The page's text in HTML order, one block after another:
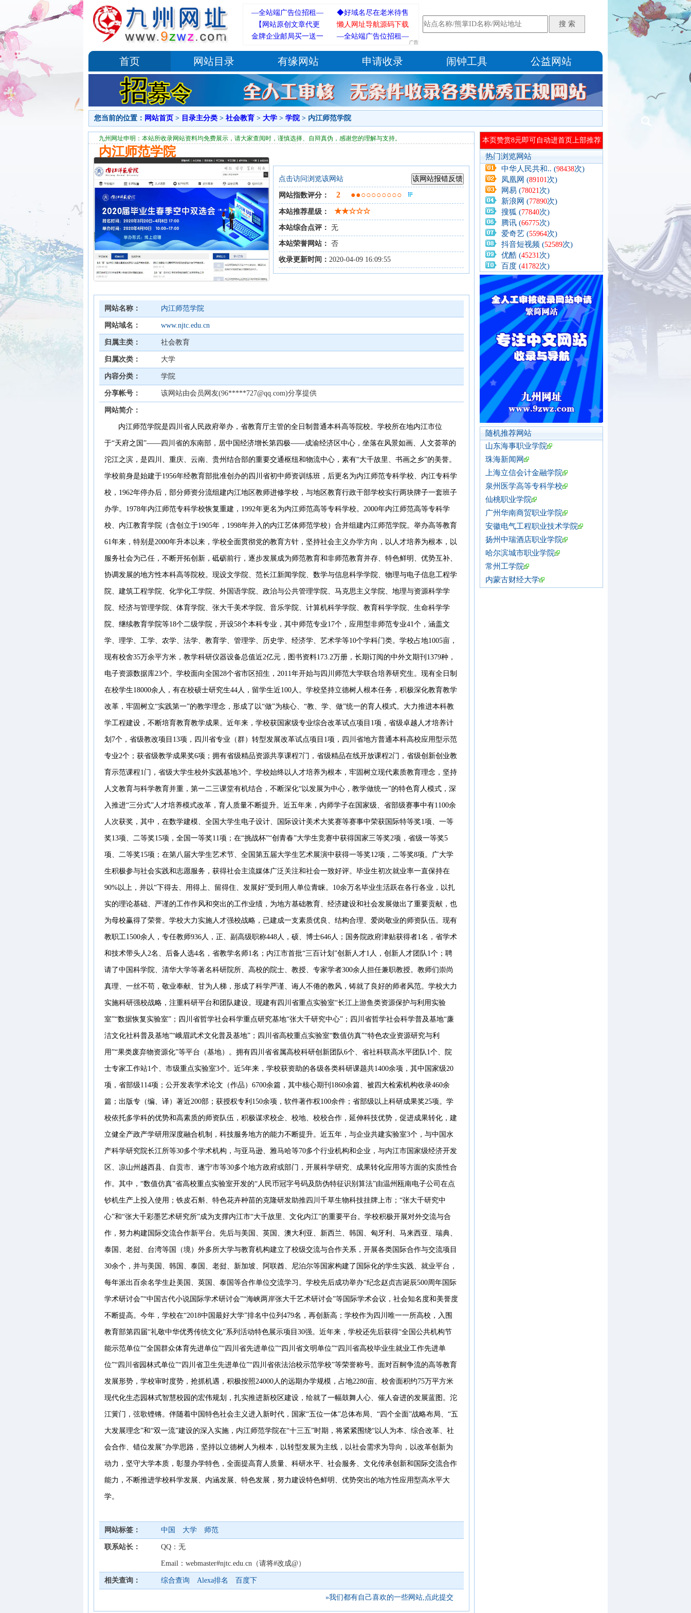
—全站端广告位招租—
◆好域名尽在老米待售
店◆
【网站原创文章代更
新】
懒人网址导航源码下载
金牌企业邮局买一送一
—全站端广告位招租—
首页 网站目录 有缘网站 申请收录 闹钟工具 公益网站
您当前的位置： 网站首页 > 目录主分类 > 社会教育 > 大学 > 学院> 内江师范学院
九州网址申明：本站所收录网站资料均免费展示，请大家查阅时，谨慎选择、自辩真伪，感谢您的理解与支持。
内江师范学院
点击访问浏览该网站
网站指数评分： 2 ●●○○○○○○○○
本站推荐星级： ★★☆☆☆
本站综合点评： 无
本站荣誉网站： 否
收录更新时间： 2020-04-09 16:09:55
网站名称： 内江师范学院
网站域名： www.njtc.edu.cn
归属主类： 社会教育
归属次类： 大学
内容分类： 学院
分享帐号： 该网站由会员网友(96*****727@qq.com)分享提供
网站简介：
内江师范学院是四川省人民政府举办，省教育厅主管的全日制普通本科高等院校。学校所在地内江市位
于“天府之国”——四川省的东南部，居中国经济增长第四极——成渝经济区中心，坐落在风景如画、人文荟萃的
沱江之滨，是四川、重庆、云南、贵州结合部的重要交通枢纽和物流中心，素有“大千故里、书画之乡”的美誉。
学校前身是始建于1956年经教育部批准创办的四川省初中师资训练班，后更名为内江师范专科学校、内江专科学
校，1962年停办后，部分师资分流组建内江地区教师进修学校，与地区教育行政干部学校实行两块牌子一套班子
办学。1978年内江师范专科学校恢复重建，1992年更名为内江师范高等专科学校。2000年内江师范高等专科学
校、内江教育学院（含创立于1905年，1998年并入的内江艺体师范学校）合并组建内江师范学院。举办高等教育
61年来，特别是2000年升本以来，学校全面贯彻党的教育方针，坚持社会主义办学方向，以人才培养为根本，以
服务社会为己任，不断开拓创新，砥砺前行，逐步发展成为师范教育和非师范教育并存、特色鲜明、优势互补、
协调发展的地方性本科高等院校。现设文学院、范长江新闻学院、数学与信息科学学院、物理与电子信息工程学
院、建筑工程学院、化学化工学院、外国语学院、政治与公共管理学院、马克思主义学院、地理与资源科学学
院、经济与管理学院、体育学院、张大千美术学院、音乐学院、计算机科学学院、教育科学学院、生命科学学
院、继续教育学院等18个二级学院，开设58个本科专业，其中师范专业17个，应用型非师范专业41个，涵盖文
学、理学、工学、农学、法学、教育学、管理学、历史学、经济学、艺术学等10个学科门类。学校占地1005亩，
现有校舍35万余平方米，教学科研仪器设备总值近2亿元，图书资料173.2万册，长期订阅的中外文期刊1379种，
电子资源数据库23个。学校面向全国28个省市区招生，2011年开始与四川师范大学联合培养研究生。现有全日制
在校学生18000余人，有在校硕士研究生44人，留学生近100人。学校坚持立德树人根本任务，积极深化教育教学
改革，牢固树立“实践第一”的教学理念，形成了以“做”为核心、“教、学、做”统一的育人模式。大力推进本科教
学工程建设，不断培育教育教学成果。近年来，学校获国家级专业综合改革试点项目1项，省级卓越人才培养计
划7个，省级教改项目13项，四川省专业（群）转型发展改革试点项目1项，四川省地方普通本科高校应用型示范
专业2个；获省级教学成果奖6项；拥有省级精品资源共享课程7门，省级精品在线开放课程2门，省级创新创业教
育示范课程1门，省级大学生校外实践基地3个。学校始终以人才培养为根本，牢固树立现代素质教育理念，坚持
人文教育与科学教育并重，第一二三课堂有机结合，不断深化“以发展为中心，教学做统一”的特色育人模式，深
入推进“三分式”人才培养模式改革，育人质量不断提升。近五年来，内师学子在国家级、省部级赛事中有1100余
人次获奖，其中，在数学建模、全国大学生电子设计、国际设计美术大奖赛等赛事中荣获国际特等奖1项、一等
奖13项、二等奖15项，全国一等奖11项；在“挑战杯”“创青春”大学生竞赛中获得国家三等奖2项，省级一等奖5
项、二等奖15项；在第八届大学生艺术节、全国第五届大学生艺术展演中获得一等奖12项，二等奖8项。广大学
生积极参与社会实践和志愿服务，获得社会主流媒体广泛关注和社会一致好评。毕业生初次就业率一直保持在
90%以上，并以“下得去、用得上、留得住、发展好”受到用人单位青睐。10余万名毕业生活跃在各行各业，以扎
实的理论基础、严谨的工作作风和突出的工作业绩，为地方基础教育、经济建设和社会发展做出了重要贡献，也
为母校赢得了荣誉。学校大力实施人才强校战略，已建成一支素质优良、结构合理、爱岗敬业的师资队伍。现有
教职工1500余人，专任教师936人，正、副高级职称448人，硕、博士646人；国务院政府津贴获得者1名，省学术
和技术带头人2名、后备人选4名，省教学名师1名；内江市首批“三百计划”创新人才1人，创新人才团队1个；聘
请了中国科学院、清华大学等著名科研院所、高校的院士、教授、专家学者300余人担任兼职教授。教师们崇尚
真理、一丝不苟，敬业奉献、甘为人梯，形成了科学严谨、诲人不倦的教风，铸就了良好的师者风范。学校大力
实施科研强校战略，注重科研平台和团队建设。现建有四川省重点实验室“长江上游鱼类资源保护与利用实验
室”“数据恢复实验室”；四川省哲学社会科学重点研究基地“张大千研究中心”；四川省哲学社会科学普及基地“廉
洁文化社科普及基地”“峨眉武术文化普及基地”；四川省高校重点实验室“数值仿真”“特色农业资源研究与利
用”“果类废弃物资源化”等平台（基地）。拥有四川省省属高校科研创新团队6个、省社科联高水平团队1个、院
士专家工作站1个、市级重点实验室3个。近5年来，学校获资助的各级各类科研课题共1400余项，其中国家级20
项，省部级114项；公开发表学术论文（作品）6700余篇，其中核心期刊1860余篇、被四大检索机构收录460余
篇；出版专（编、译）著近200部；获授权专利150余项，软件著作权100余件；省部级以上科研成果奖25项。学
校依托多学科的优势和高素质的师资队伍，积极谋求校企、校地、校校合作，延伸科技优势，促进成果转化，建
立健全产政产学研用深度融合机制，科技服务地方的能力不断提升。近五年，与企业共建实验室3个，与中国水
产科学研究院长江所等30多个学术机构，与亚马逊、雅马哈等70多个行业机构和企业，与内江市国家级经济开发
区、凉山州越西县、自贡市、遂宁市等30多个地方政府或部门，开展科学研究、成果转化应用等方面的实质性合
作。其中，“数值仿真”省高校重点实验室开发的“人民币冠字号码及防伪特征识别算法”由温州瓯南电子公司在点
钞机生产上投入使用；铁皮石斛、特色花卉种苗的克隆研发助推四川千草生物科技挂牌上市；“张大千研究中
心”和“张大千彩墨艺术研究所”成为支撑内江市“大千故里、文化内江”的重要平台。学校积极开展对外交流与合
作，努力构建国际交流合作新平台。先后与美国、英国、澳大利亚、新西兰、韩国、匈牙利、马来西亚、瑞典、
泰国、老挝、台湾等国（境）外多所大学与教育机构建立了校级交流与合作关系，开展各类国际合作与交流项目
30余个，并与美国、韩国、泰国、老挝、新加坡、阿联酋、尼泊尔等国家构建了国际化的学生实践、就业平台，
每年派出百余名学生赴美国、英国、泰国等合作单位交流学习。学校先后成功举办“纪念赵贞吉诞辰500周年国际
学术研讨会”“中国古代小说国际学术研讨会”“海峡两岸张大千艺术研讨会”等国际学术会议，社会知名度和美誉度
不断提高。今年，学校在“2018中国最好大学”排名中位列479名，再创新高；学校作为四川唯一一所高校，入围
教育部第四届“礼敬中华优秀传统文化”系列活动特色展示项目30强。近年来，学校还先后获得“全国公共机构节
能示范单位”“全国群众体育先进单位”“四川省先进单位”“四川省文明单位”“四川省高校毕业生就业工作先进单
位”“四川省园林式单位”“四川省卫生先进单位”“四川省依法治校示范学校”等荣誉称号。面对百舸争流的高等教育
发展形势，学校审时度势，抢抓机遇，积极按照24000人的远期办学规模，占地2280亩、校舍面积约75万平方米
现代化生态园林式智慧校园的宏伟规划，扎实推进新校区建设，绘就了一幅鼓舞人心、催人奋进的发展蓝图。沱
江黉门，弦歌铿锵。伴随着中国特色社会主义进入新时代，国家“五位一体”总体布局、“四个全面”战略布局、“五
大发展理念”和“双一流”建设的深入实施，内江师范学院在“十三五”时期，将紧紧围绕“以人为本、综合改革、社
会合作、错位发展”办学思路，坚持以立德树人为根本，以转型发展为主线，以社会需求为导向，以改革创新为
动力，坚守大学本质，彰显办学特色，全面提高育人质量、科研水平、社会服务、文化传承创新和国际交流合作
能力，不断推进学校科学发展、内涵发展、特色发展，努力建设特色鲜明、优势突出的地方性应用型高水平大
学。
网站标签： 中国 大学 师范
联系站长： QQ：无
Email：webmaster#njtc.edu.cn（请将#改成@）
相关查询： 综合查询 Alexa排名 百度下
»我们都有自己喜欢的一些网站,点此提交
热门浏览网站
中华人民共和.. (98438次)
凤凰网 (89101 次)
网易 (78021 次)
新浪网 (77890次)
搜狐 (77840次)
腾讯 (66775次)
爱奇艺 (55964次)
抖音短视频 (52589次)
优酷 (45231 次)
百度 (41782次)
随机推荐网站
山东海事职业学院
珠海新闻网
上海立信会计金融学院
泉州医学高等专科学校
仙桃职业学院
广州华南商贸职业学院
安徽电气工程职业技术学院
扬州中瑞酒店职业学院
哈尔滨城市职业学院
常州工学院
内蒙古财经大学